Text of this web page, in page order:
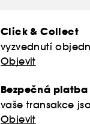
Click & Collect
vyzvednutí
Objevit
Bezpečná platba
vaše transakce
Objevit